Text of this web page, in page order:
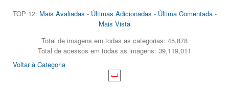
TOP 12: Mais Avaliadas - Últimas Adicionadas - Última Comentada-
Mais Vista
Total de imagens em todas as categorias: 45,878
Total de acessos em todas as imagens: 39,119,011
Voltar à Categoria